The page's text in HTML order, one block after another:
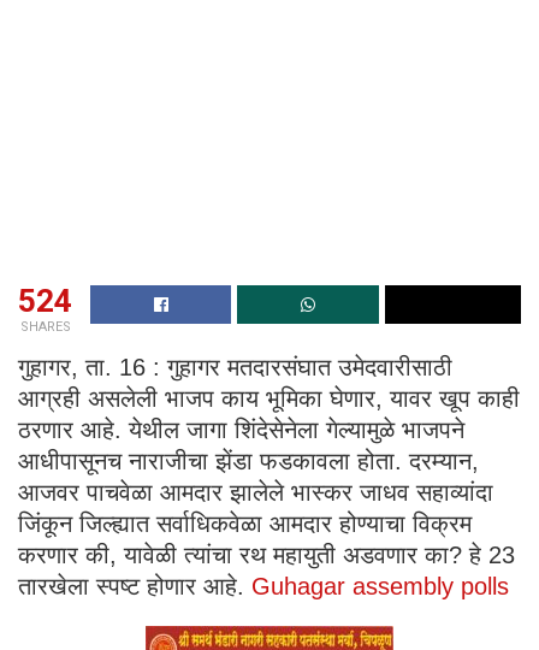
524
SHARES
गुहागर, ता. 16 : गुहागर मतदारसंघात उमेदवारीसाठी
आग्रही असलेली भाजप काय भूमिका घेणार, यावर खूप काही
ठरणार आहे. येथील जागा शिंदेसेनेला गेल्यामुळे भाजपने
आधीपासूनच नाराजीचा झेंडा फडकावला होता. दरम्यान,
आजवर पाचवेळा आमदार झालेले भास्कर जाधव सहाव्यांदा
जिंकून जिल्ह्यात सर्वाधिकवेळा आमदार होण्याचा विक्रम
करणार की, यावेळी त्यांचा रथ महायुती अडवणार का? हे 23
तारखेला स्पष्ट होणार आहे. Guhagar assembly polls